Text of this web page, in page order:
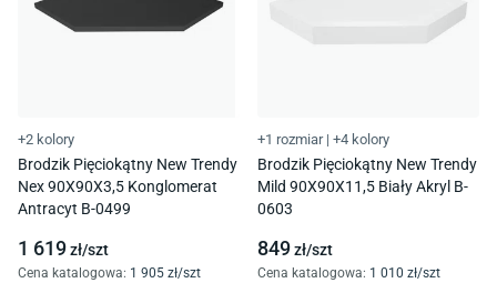
+2 kolory
Brodzik Pięciokątny New Trendy
Nex 90X90X3,5 Konglomerat
Antracyt B-0499
1 619zł/szt
Cena katalogowa: 1 905 zł/szt
+1 rozmiar | +4 kolory
Brodzik Pięciokątny New Trendy
Mild 90X90X11,5 Biały Akryl B-
0603
849zł/szt
Cena katalogowa: 1 010 zł/szt